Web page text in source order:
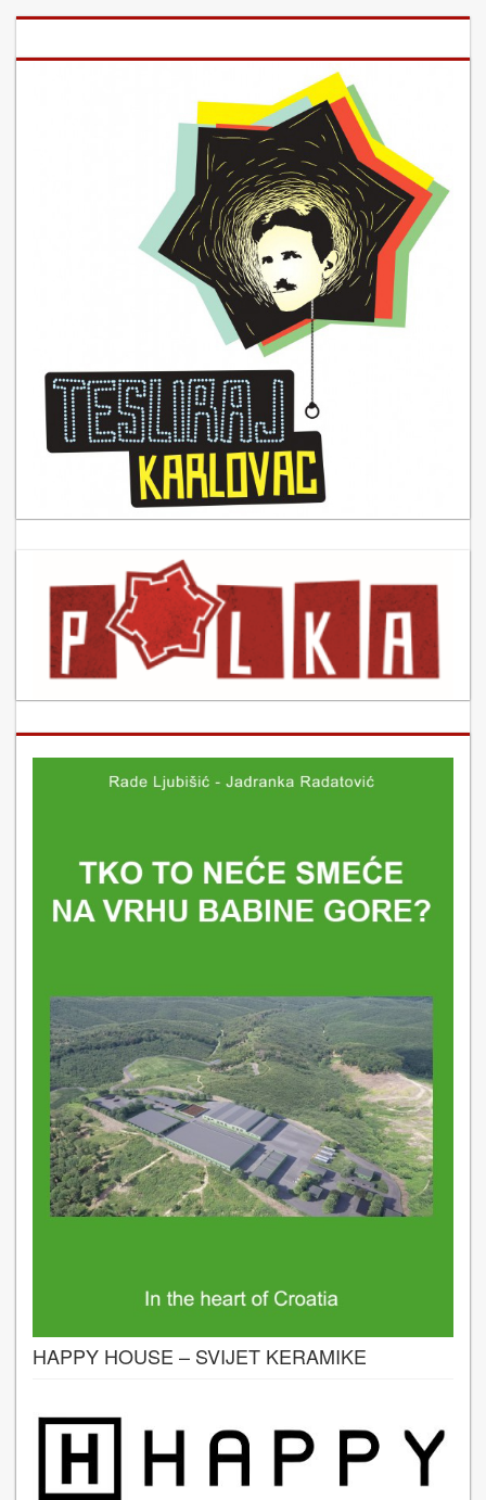
HAPPY HOUSE – SVIJET KERAMIKE